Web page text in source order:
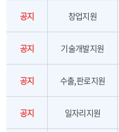
공지 창업지원
공지 기술개발지원
공지 수출,판로지원
공지 일자리지원